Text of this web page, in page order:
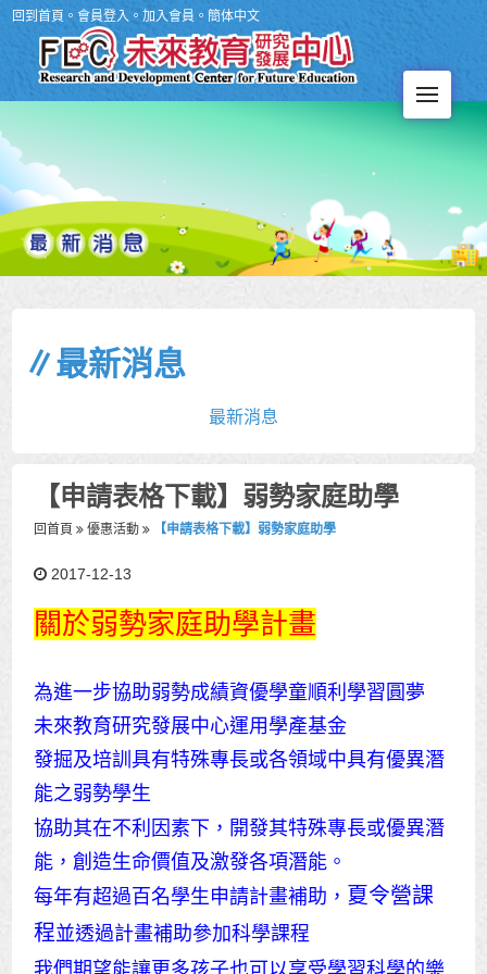
回到首頁 。會員登入 。加入會員 。簡体中文
∥最新消息
最新消息
【申請表格下載】弱勢家庭助學
回首頁 優惠活動 【申請表格下載】弱勢家庭助學
2017-12-13
關於弱勢家庭助學計畫
為進一步協助弱勢成績資優學童順利學習圓夢
未來教育研究發展中心運用學產基金
發掘及培訓具有特殊專長或各領域中具有優異潛
能之弱勢學生
協助其在不利因素下，開發其特殊專長或優異潛
能，創造生命價值及激發各項潛能。
每年有超過百名學生申請計畫補助， 夏令營課
程並透過計畫補助參加科學課程
我們期望能讓更多孩子也可以享受學習科學的樂